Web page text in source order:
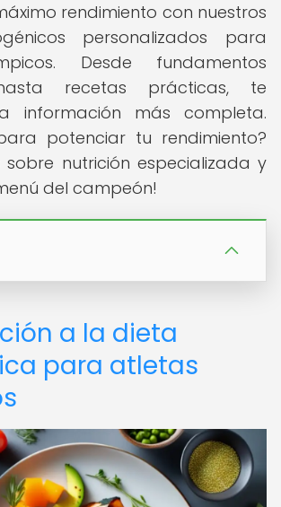
rendimiento con nuestros
personalizados para
Desde fundamentos
recetas prácticas, te
información más completa.
potenciar tu rendimiento?
sobre nutrición especializada y
del campeón!
a la dieta
para atletas